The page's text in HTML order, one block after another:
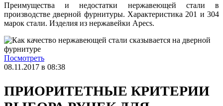
Преимущества и недостатки нержавеющей стали в
производстве дверной фурнитуры. Характеристика 201 и 304
марок стали. Изделия из нержавейки Apecs.
Посмотреть
08.11.2017 в 08:38
ПРИОРИТЕТНЫЕ КРИТЕРИИ